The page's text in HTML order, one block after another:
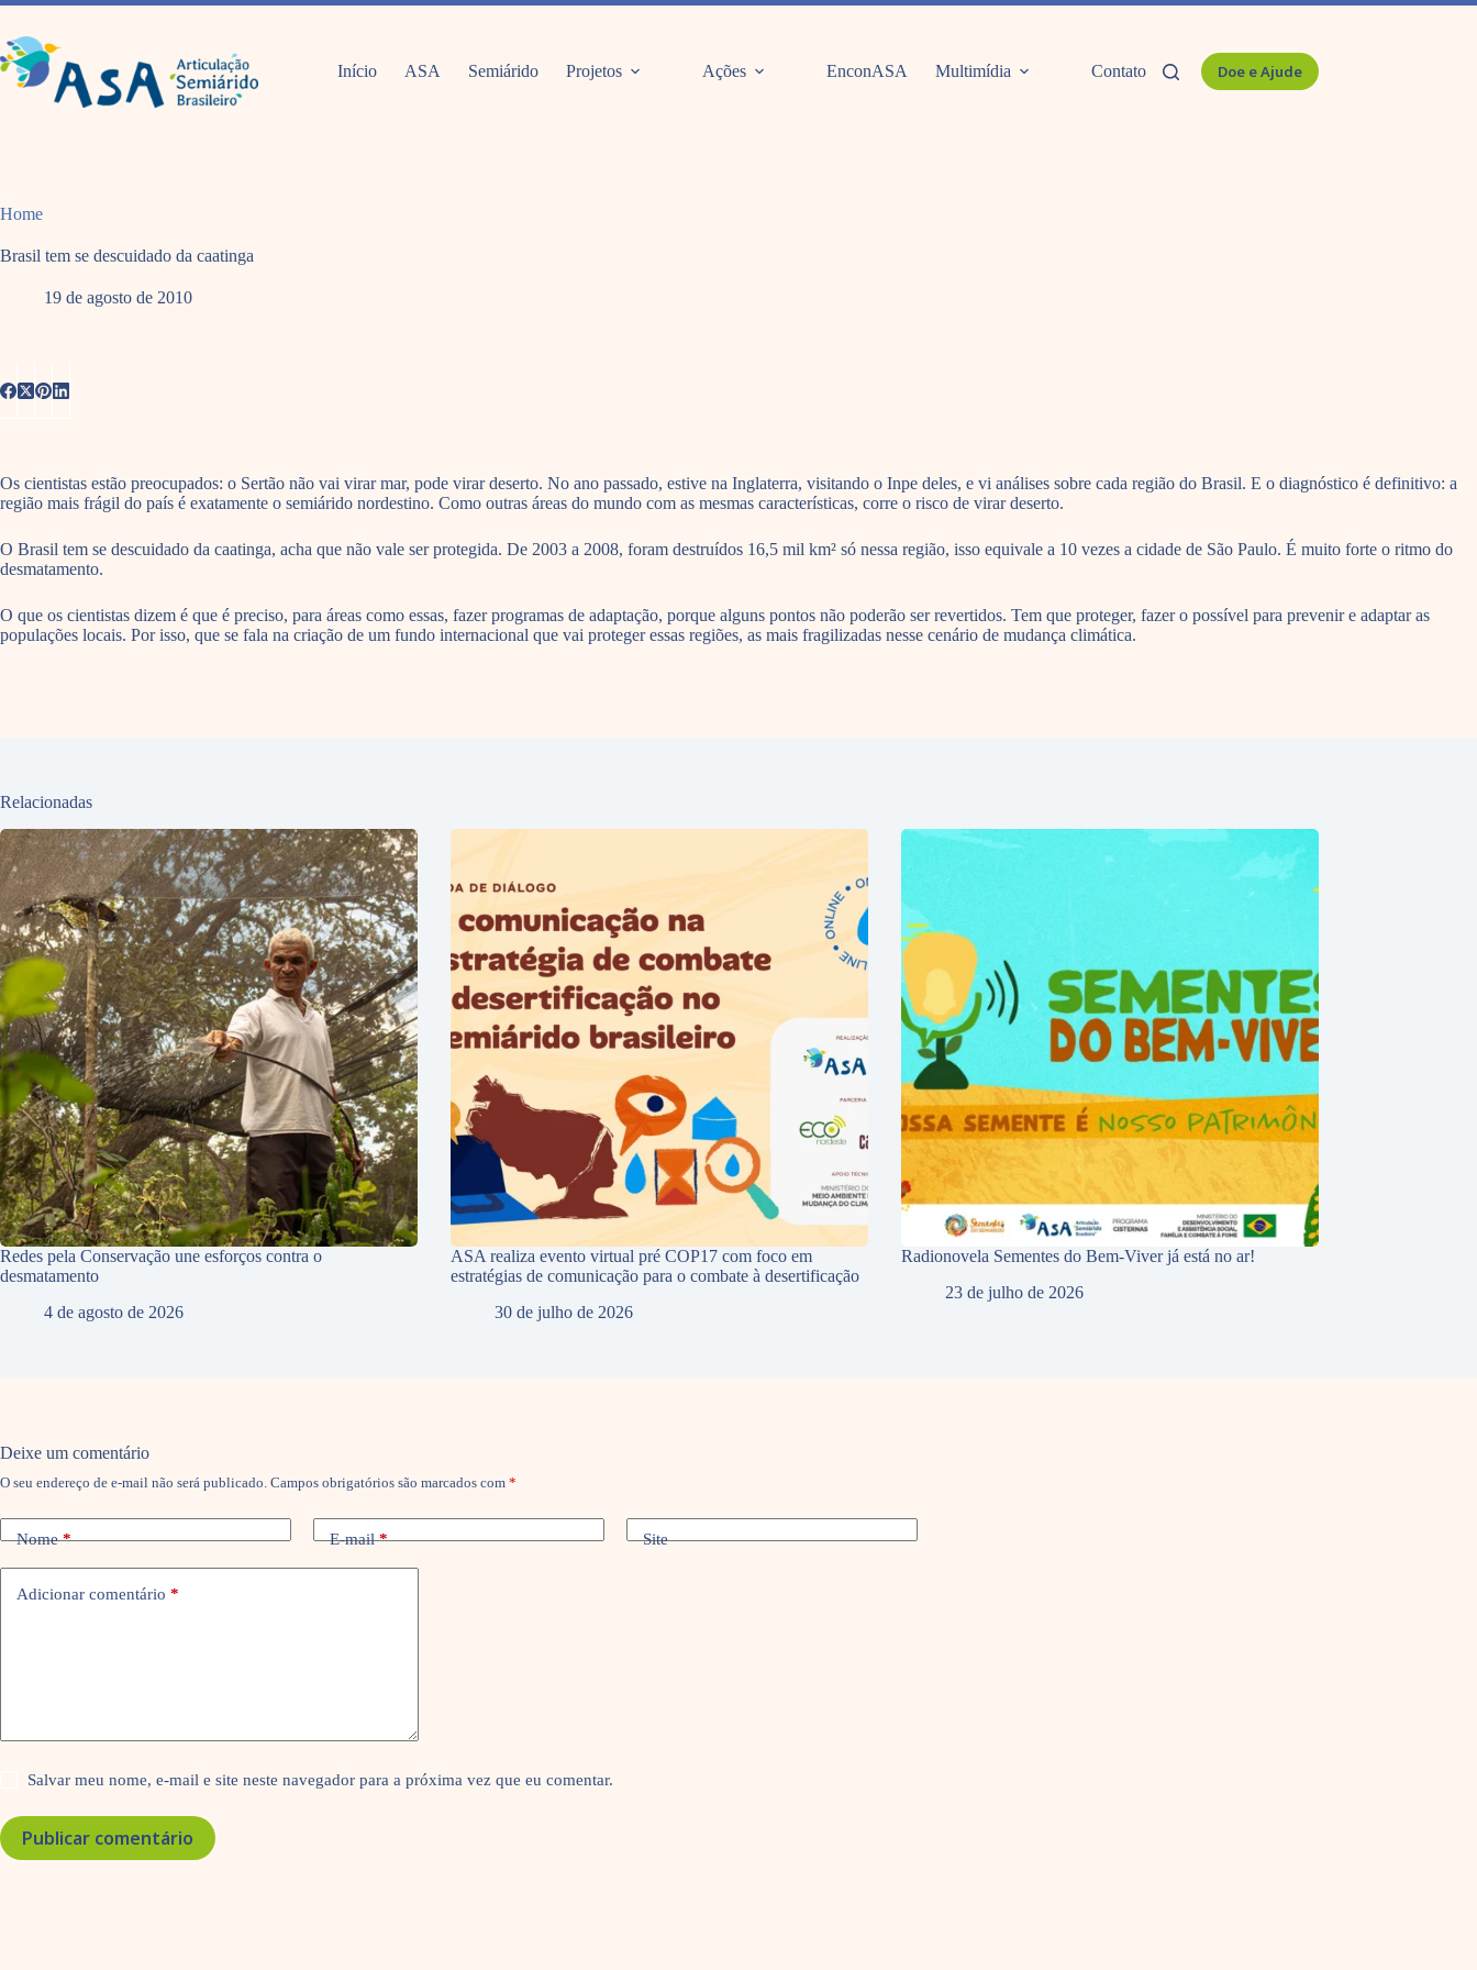
Pular
o
conteúdo
Início ASA Semiárido Projetos Ações EnconASA Multimídia Contato Doe e Ajude
Home
Brasil tem se descuidado da caatinga
19 de agosto de 2010
Os cientistas estão preocupados: o Sertão não vai virar mar, pode virar deserto. No ano passado, estive na Inglaterra, visitando o Inpe deles, e vi análises sobre cada região do Brasil. E o diagnóstico é definitivo: a
região mais frágil do país é exatamente o semiárido nordestino. Como outras áreas do mundo com as mesmas características, corre o risco de virar deserto.
O Brasil tem se descuidado da caatinga, acha que não vale ser protegida. De 2003 a 2008, foram destruídos 16,5 mil km² só nessa região, isso equivale a 10 vezes a cidade de São Paulo. É muito forte o ritmo do
desmatamento.
O que os cientistas dizem é que é preciso, para áreas como essas, fazer programas de adaptação, porque alguns pontos não poderão ser revertidos. Tem que proteger, fazer o possível para prevenir e adaptar as
populações locais. Por isso, que se fala na criação de um fundo internacional que vai proteger essas regiões, as mais fragilizadas nesse cenário de mudança climática.
Relacionadas
Redes pela Conservação une esforços contra o
desmatamento
4 de agosto de 2026
ASA realiza evento virtual pré COP17 com foco em
estratégias de comunicação para o combate à desertificação
30 de julho de 2026
Radionovela Sementes do Bem-Viver já está no ar!
23 de julho de 2026
Deixe um comentário
O seu endereço de e-mail não será publicado. Campos obrigatórios são marcados com *
Nome* E-mail* Site
Adicionar comentário *
Salvar meu nome, e-mail e site neste navegador para a próxima vez que eu comentar.
Publicar comentário